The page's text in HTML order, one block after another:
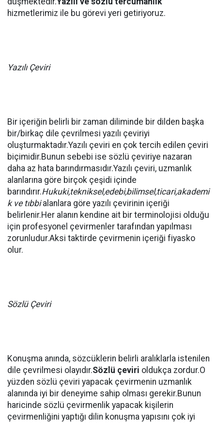
hizmetlerimiz ile bu görevi yeri getiriyoruz.
Yazılı Çeviri
Bir içeriğin belirli bir zaman diliminde bir dilden başka
bir/birkaç dile çevrilmesi yazılı çeviriyi
oluşturmaktadır.Yazılı çeviri en çok tercih edilen çeviri
biçimidir.Bunun sebebi ise sözlü çeviriye nazaran
daha az hata barındırmasıdır.Yazılı çeviri, uzmanlık
alanlarına göre birçok çeşidi içinde
barındırır.Hukuki,tekniksel,edebi,bilimsel,ticari,akademi
k ve tıbbialanlara göre yazılı çevirinin içeriği
belirlenir.Her alanın kendine ait bir terminolojisi olduğu
için profesyonel çevirmenler tarafından yapılması
zorunludur.Aksi taktirde çevirmenin içeriği fiyasko
olur.
Sözlü Çeviri
Konuşma anında, sözcüklerin belirli aralıklarla istenilen
dile çevrilmesi olayıdır.Sözlü çeviri oldukça zordur.O
yüzden sözlü çeviri yapacak çevirmenin uzmanlık
alanında iyi bir deneyime sahip olması gerekir.Bunun
haricinde sözlü çevirmenlik yapacak kişilerin
çevirmenliğini yaptığı dilin konuşma yapısını çok iyi